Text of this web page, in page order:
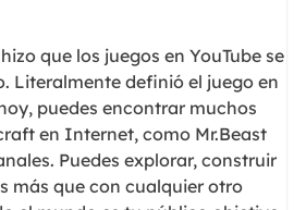
que los juegos en YouTube se
Literalmente definió el juego en
puedes encontrar muchos
en Internet, como Mr.Beast
Puedes explorar, construir
más que con cualquier otro